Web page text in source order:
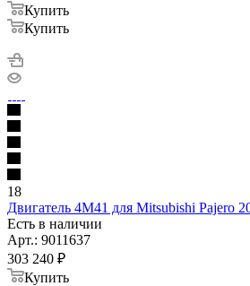
Купить
Купить
18
Двигатель 4M41 для Mitsubishi Pajero
Есть в наличии
Арт.: 9011637
303 240 ₽
Купить